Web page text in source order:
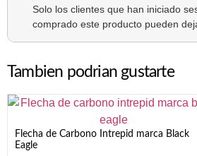
Solo los clientes que han iniciado
comprado este producto pueden
Tambien podrian gustarte
Flecha de Carbono Intrepid marca Black
Eagle